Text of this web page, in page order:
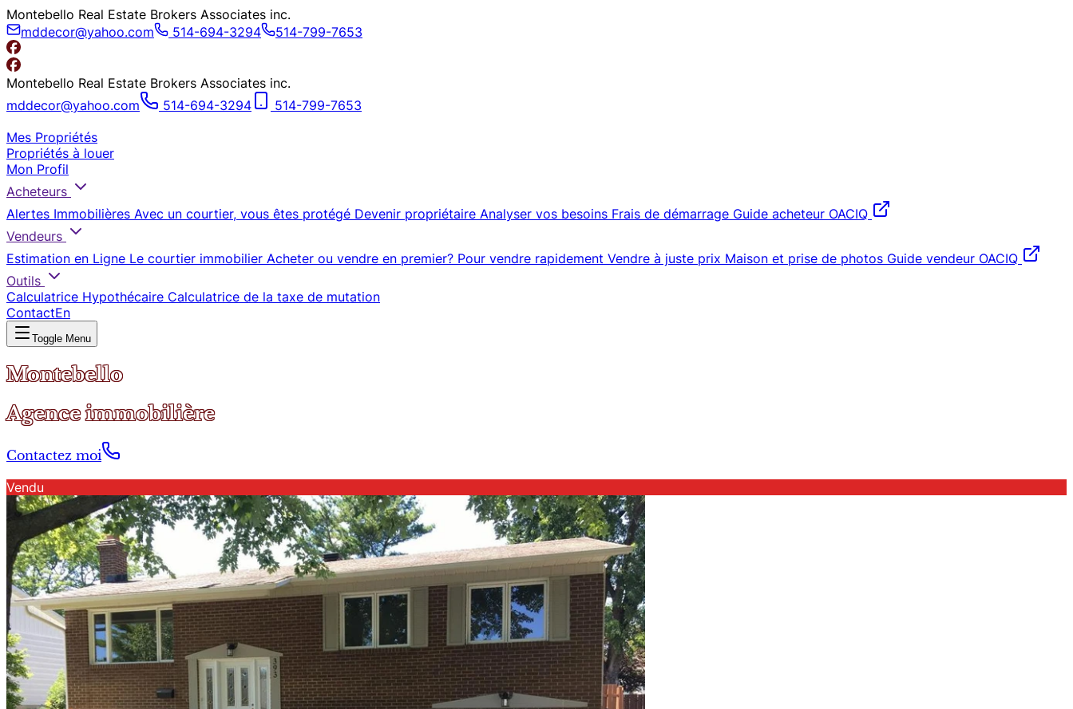
Montebello Real Estate Brokers Associates inc.
mddecor@yahoo.com
514-694-3294 514-799-7653
Montebello Real Estate Brokers Associates inc.
mddecor@yahoo.com
514-694-3294
514-799-7653
Mes Propriétés
Propriétés à louer
Mon Profil
Acheteurs
Alertes Immobilières Avec un courtier, vous êtes protégé Devenir propriétaire Analyser vos besoins Frais de démarrage Guide acheteur OACIQ
Vendeurs
Estimation en Ligne Le courtier immobilier Acheter ou vendre en premier? Pour vendre rapidement Vendre à juste prix Maison et prise de photos Guide vendeur OACIQ
Outils
Calculatrice Hypothécaire Calculatrice de la taxe de mutation
ContactEn
Toggle Menu
Montebello
Agence immobilière
Contactez moi
Vendu